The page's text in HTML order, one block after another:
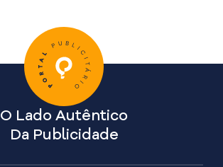
O Lado Autêntico
Da Publicidade